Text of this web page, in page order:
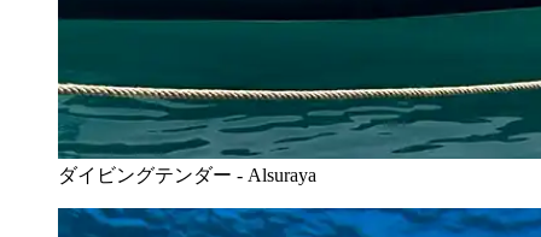
ダイビングテンダー - Alsuraya